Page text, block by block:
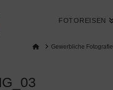
FOTOREISEN
HomeGewerbliche Fotografie